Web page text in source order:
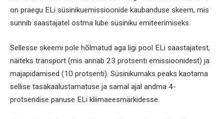
on praegu ELi süsinikuemissioonide kaubanduse skeem, mis
sunnib saastajatel ostma lube süsiniku emiteerimiseks.
Sellesse skeemi pole hõlmatud aga ligi pool ELi saastajatest,
näiteks transport (mis annab 23 protsenti emissioonidest) ja
majapidamised (10 protsenti). Süsinikumaks peaks kaotama
sellise tasakaalustamatuse ja samal ajal andma 4-
protsendise panuse ELi kliimaeesmärkidesse.